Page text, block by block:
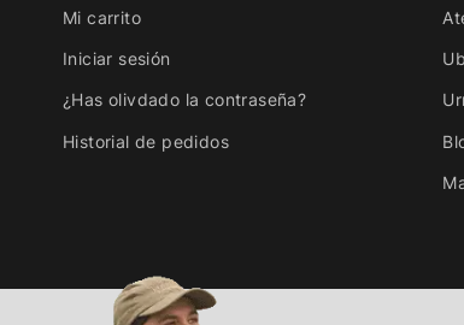
Mi carrito
Iniciar sesión
¿Has olivdado la contraseña?
Historial de pedidos